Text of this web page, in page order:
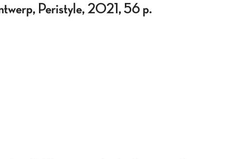
Peristyle, 2021, 56 p.